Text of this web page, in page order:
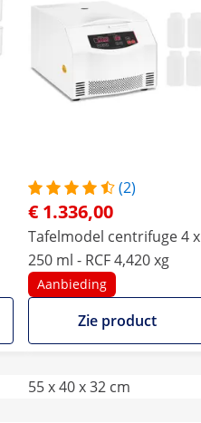
(2)
€ 1.336,00
Tafelmodel centrifuge 4 x
250 ml - RCF 4,420 xg
Aanbieding
Zie product
55 x 40 x 32 cm